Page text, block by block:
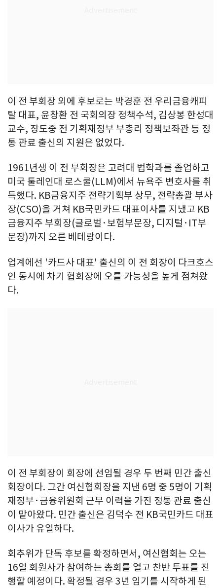
이 전 부회장 외에 후보로는 박경훈 전 우리금융캐피
탈 대표, 윤창환 전 국회의장 정책수석, 김상봉 한성대
교수, 장도중 전 기획재정부 부총리 정책보좌관 등 정
통 관료 출신의 지원은 없었다.
1961년생 이 전 부회장은 고려대 법학과를 졸업하고
미국 툴레인대 로스쿨(LLM)에서 뉴욕주 변호사를 취
득했다. KB금융지주 전략기획부 상무, 전략총괄 부사
장(CSO)을 거쳐 KB국민카드 대표이사를 지냈고 KB
금융지주 부회장(글로벌·보험부문장, 디지털·IT부
문장)까지 오른 베테랑이다.
업계에선 '카드사 대표' 출신의 이 전 회장이 다크호스
인 동시에 차기 협회장에 오를 가능성을 높게 점쳐왔
다.
이 전 부회장이 회장에 선임될 경우 두 번째 민간 출신
회장이다. 그간 여신협회장을 지낸 6명 중 5명이 기획
재정부·금융위원회 근무 이력을 가진 정통 관료 출신
이 맡아왔다. 민간 출신은 김덕수 전 KB국민카드 대표
이사가 유일하다.
회추위가 단독 후보를 확정하면서, 여신협회는 오는
16일 회원사가 참여하는 총회를 열고 찬반 투표를 진
행할 예정이다. 확정될 경우 3년 임기를 시작하게 된